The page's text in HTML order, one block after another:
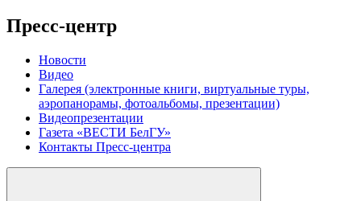
Пресс-центр
Новости
Видео
Галерея (электронные книги, виртуальные туры,
аэропанорамы, фотоальбомы, презентации)
Видеопрезентации
Газета «ВЕСТИ БелГУ»
Контакты Пресс-центра